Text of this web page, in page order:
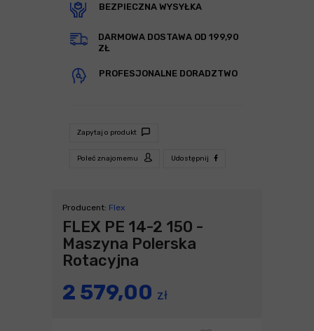
BEZPIECZNA WYSYŁKA
DARMOWA DOSTAWA OD 199,90
ZŁ
PROFESJONALNE DORADZTWO
Zapytaj o produkt
Poleć znajomemu Udostępnij
Producent: Flex
FLEX PE 14-2 150 -
Maszyna Polerska
Rotacyjna
2 579,00 zł